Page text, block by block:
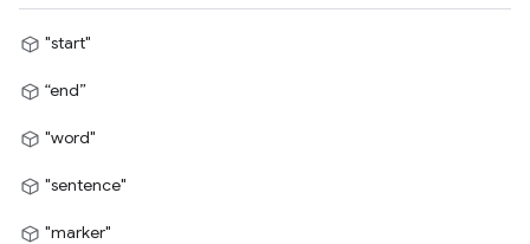
"start"
“end”
"word"
"sentence"
"marker"